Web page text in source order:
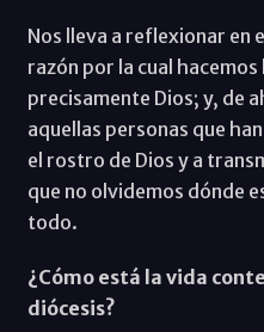
Nos lleva a reflexionar en
razón por la cual hacemos
precisamente Dios; y, de
aquellas personas que
el rostro de Dios y a
que no olvidemos dónde
todo.
¿Cómo está la vida
diócesis?